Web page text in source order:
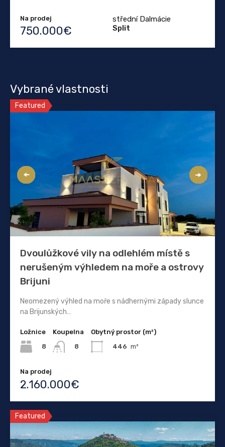
Na prodej
750.000€
střední Dalmácie
Split
Vybrané vlastnosti
Featured
Dvoulůžkové vily na odlehlém místě s
nerušeným výhledem na moře a ostrovy
Brijuni
Neomezený výhled na moře s nádhernými západy slunce
na Brijunských…
Ložnice
8
Koupelna
8
Obytný prostor (m²)
446 m²
Na prodej
2.160.000€
Featured